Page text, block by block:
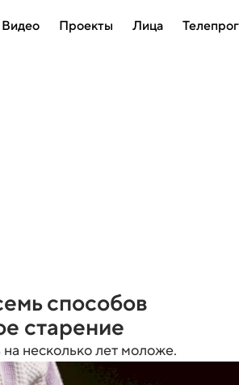
Видео Проекты Лица
способов
старение
несколько лет моложе.